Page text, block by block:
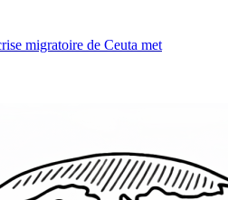
migratoire de Ceuta met